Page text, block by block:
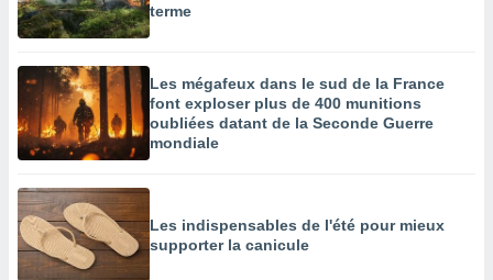
terme
Les mégafeux dans le sud de la France
font exploser plus de 400 munitions
oubliées datant de la Seconde Guerre
mondiale
Les indispensables de l'été pour mieux
supporter la canicule